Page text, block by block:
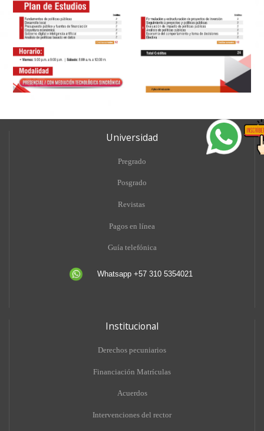
Universidad
Pregrado
Posgrado
Revistas
Pagos en línea
Guía telefónica
Whatsapp +57 310 5354021
Institucional
Derechos pecuniarios
Financiación Matrículas
Acuerdos
Intervenciones del rector